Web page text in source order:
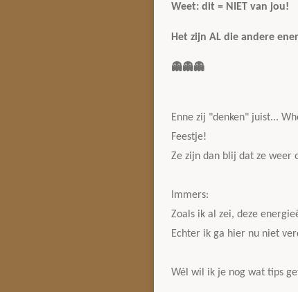
Weet: dit = NIET van jou!
Het zijn AL die andere
👻👻👻
Enne zij "denken" juist...
Feestje!
Ze zijn dan blij dat ze weer
Immers:
Zoals ik al zei, deze
Echter ik ga hier nu niet
Wél wil ik je nog wat tips